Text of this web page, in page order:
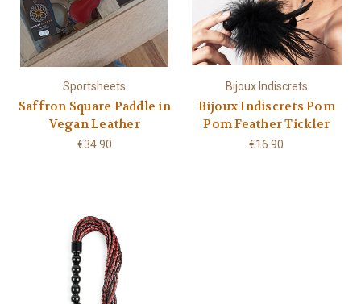
Sportsheets
Saffron Square Paddle in
Vegan Leather
€34.90
Bijoux Indiscrets
Bijoux Indiscrets Pom
Pom Feather Tickler
€16.90